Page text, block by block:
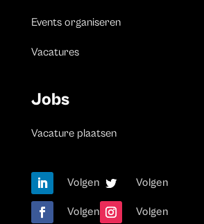
Events organiseren
Vacatures
Jobs
Vacature plaatsen
Volgen Volgen
Volgen Volgen